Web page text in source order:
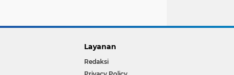
Layanan
Redaksi